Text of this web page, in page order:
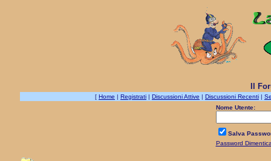
Il
[ Home | Registrati | Discussioni Attive | Discussioni Recenti |
Nome Utente:
Salva
Password